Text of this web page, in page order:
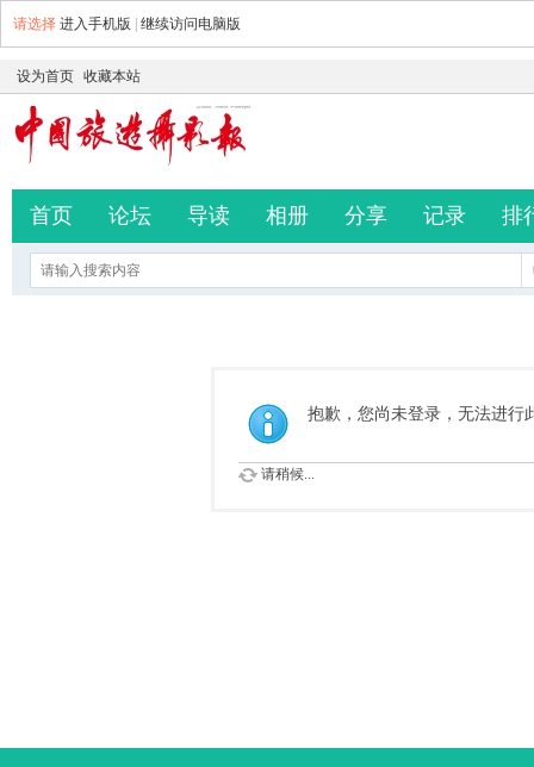
请选择 进入手机版 继续访问电脑版
设为首页 收藏本站
首页 论坛 导读 相册 分享 记录 排
抱歉，您尚未登录，无法进行
请稍候...